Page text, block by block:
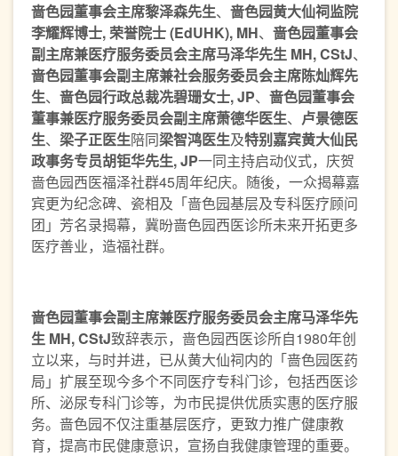
啬色园董事会主席黎泽森先生、 啬色园黄大仙祠监院
李耀辉博士,荣誉院士(EdUHK), MH、 啬色园董事会
副主席兼医疗服务委员会主席马泽华先生 MH, CStJ、
啬色园董事会副主席兼社会服务委员会主席陈灿辉先
生、 啬色园行政总裁冼碧珊女士, JP、 啬色园董事会
董事兼医疗服务委员会副主席萧德华医生、 卢景德医
生、 梁子正医生陪同梁智鸿医生及特别嘉宾黄大仙民
政事务专员胡钜华先生, JP一同主持启动仪式，庆贺
啬色园西医福泽社群45周年纪庆。随後，一众揭幕嘉
宾更为纪念碑、瓷相及「啬色园基层及专科医疗顾问
团」芳名录揭幕，冀昐啬色园西医诊所未来开拓更多
医疗善业，造福社群。
啬色园董事会副主席兼医疗服务委员会主席马泽华先
生 MH, CStJ致辞表示，啬色园西医诊所自1980年创
立以来，与时并进，已从黄大仙祠内的「啬色园医药
局」扩展至现今多个不同医疗专科门诊，包括西医诊
所、泌尿专科门诊等，为市民提供优质实惠的医疗服
务。啬色园不仅注重基层医疗，更致力推广健康教
育，提高市民健康意识，宣扬自我健康管理的重要。